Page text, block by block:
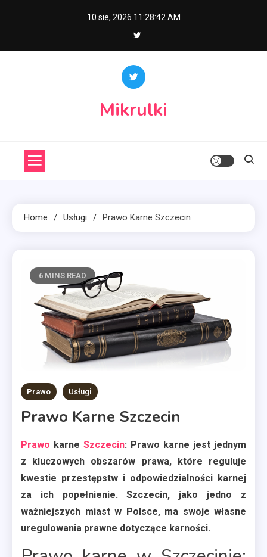
10 sie, 2026 11:28:42 AM
Mikrulki
Home Usługi Prawo Karne Szczecin
6 MINS READ
Prawo Usługi
Prawo Karne Szczecin
Prawo karne Szczecin: Prawo karne jest jednym
z kluczowych obszarów prawa, które reguluje
kwestie przestępstw i odpowiedzialności karnej
za ich popełnienie. Szczecin, jako jedno z
ważniejszych miast w Polsce, ma swoje własne
uregulowania prawne dotyczące karności.